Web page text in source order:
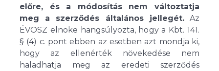
előre, és a módosítás nem változtatja
meg a szerződés általános jellegét.Az
ÉVOSZ elnöke hangsúlyozta, hogy a Kbt. 141.
§ (4) c. pont ebben az esetben azt mondja ki,
hogy az ellenérték növekedése nem
haladhatja meg az eredeti szerződés